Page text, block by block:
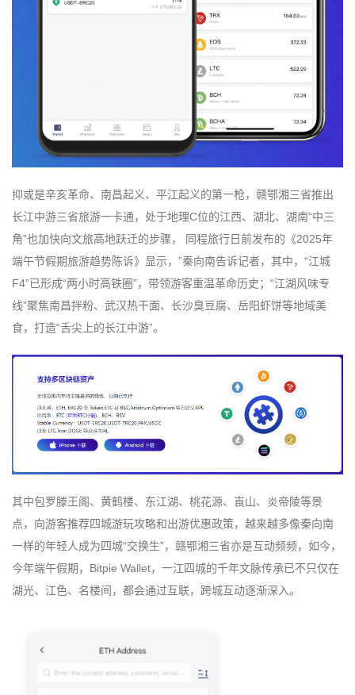
抑或是辛亥革命、南昌起义、平江起义的第一枪，赣鄂湘三省推出
长江中游三省旅游一卡通，处于地理C位的江西、湖北、湖南“中三
角”也加快向文旅高地跃迁的步骤， 同程旅行日前发布的《2025年
端午节假期旅游趋势陈诉》显示，”秦向南告诉记者，其中，“江城
F4”已形成“两小时高铁圈”，带领游客重温革命历史；“江湖风味专
线”聚焦南昌拌粉、武汉热干面、长沙臭豆腐、岳阳虾饼等地域美
食，打造“舌尖上的长江中游”。
其中包罗滕王阁、黄鹤楼、东江湖、桃花源、崀山、炎帝陵等景
点，向游客推荐四城游玩攻略和出游优惠政策，越来越多像秦向南
一样的年轻人成为四城“交换生”，赣鄂湘三省亦是互动频频，如今，
今年端午假期，Bitpie Wallet，一江四城的千年文脉传承已不只仅在
湖光、江色、名楼间，都会通过互联，跨城互动逐渐深入。